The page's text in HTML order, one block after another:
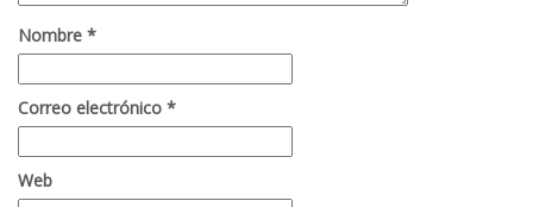
Nombre *
Correo electrónico *
Web